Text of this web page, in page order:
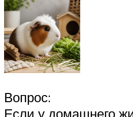
Вопрос:
Если у домашнего